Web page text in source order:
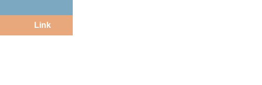
Link